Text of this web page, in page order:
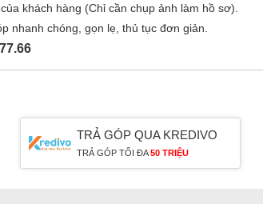
khách hàng (Chỉ cần chụp ảnh làm hồ sơ).
nhanh chóng, gọn lẹ, thủ tục đơn giản.
TRẢ GÓP QUA KREDIVO
TRẢ GÓP TỐI ĐA50 TRIỆU